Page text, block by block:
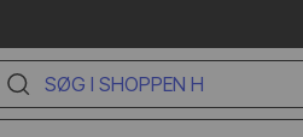
SØG I SHOPPEN HER